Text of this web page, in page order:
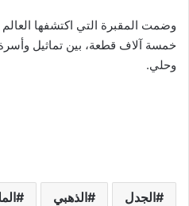
وضمت المقبرة التي اكتشفها العالم
خمسة آلاف قطعة، بين تماثيل
وحلي.
الجدل الذهبي